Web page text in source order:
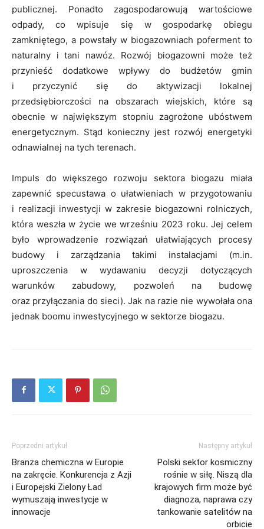
publicznej. Ponadto zagospodarowują wartościowe
odpady, co wpisuje się w gospodarkę obiegu
zamkniętego, a powstały w biogazowniach poferment to
naturalny i tani nawóz. Rozwój biogazowni może też
przynieść dodatkowe wpływy do budżetów gmin
i przyczynić się do aktywizacji lokalnej
przedsiębiorczości na obszarach wiejskich, które są
obecnie w największym stopniu zagrożone ubóstwem
energetycznym. Stąd konieczny jest rozwój energetyki
odnawialnej na tych terenach.
Impuls do większego rozwoju sektora biogazu miała
zapewnić specustawa o ułatwieniach w przygotowaniu
i realizacji inwestycji w zakresie biogazowni rolniczych,
która weszła w życie we wrześniu 2023 roku. Jej celem
było wprowadzenie rozwiązań ułatwiających procesy
budowy i zarządzania takimi instalacjami (m.in.
uproszczenia w wydawaniu decyzji dotyczących
warunków zabudowy, pozwoleń na budowę
oraz przyłączania do sieci). Jak na razie nie wywołała ona
jednak boomu inwestycyjnego w sektorze biogazu.
Poprzedni artykuł
Branża chemiczna w Europie
na zakręcie. Konkurencja z Azji
i Europejski Zielony Ład
wymuszają inwestycje w
innowacje
Następny artykuł
Polski sektor kosmiczny
rośnie w siłę. Niszą dla
krajowych firm może być
diagnoza, naprawa czy
tankowanie satelitów na
orbicie